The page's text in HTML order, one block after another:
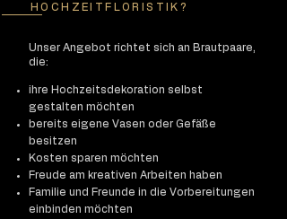
HOCHZEITFLORISTIK?
Unser Angebot richtet sich an Brautpaare,
die:
ihre Hochzeitsdekoration selbst
gestalten möchten
bereits eigene Vasen oder Gefäße
besitzen
Kosten sparen möchten
Freude am kreativen Arbeiten haben
Familie und Freunde in die Vorbereitungen
einbinden möchten